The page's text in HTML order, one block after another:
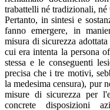
trabattelli né tradizionali, né
Pertanto, in sintesi e
fanno emergere, in
misura di sicurezza
cui era intenta la persona
stessa e le conseguenti
precisa che i tre motivi,
la medesima censura), pur
misure di sicurezza per
concrete disposizioni